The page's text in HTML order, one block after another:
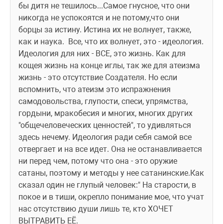
бы дитя не тешилось...Самое гнусное, что они
никогда не успокоятся и не потому,что они
борцы за истину. Истина их не волнует, также,
как и наука.  Все, что их волнует, это - идеология.
Идеология для них - ВСЕ, это жизнь. Как для
кощея жизнь на конце иглы, так же для атеизма
жизнь - это отсутствие Создателя. Но если
вспомнить, что атеизм это испражнения
самодовольства, глупости, спеси, упрямства,
гордыни, мракобесия и многих, многих других
"общечеловеческих ценностей", то удивляться
здесь нечему. Идеология ради себя самой все
отвергает и на все идет. Она не останавливается
ни перед чем, потому что она - это оружие
сатаны, поэтому и методы у нее сатанинские.Как
сказал один не глупый человек:" На старости, в
покое и в тиши, окрепло понимание мое, что учат
нас отсутствию души лишь те, кто ХОЧЕТ
ВЫТРАВИТЬ ЕЁ.